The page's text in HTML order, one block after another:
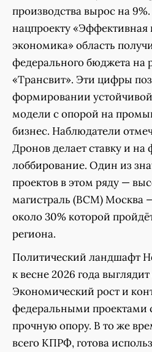
производства вырос на
нацпроекту «Эффективная
экономика» область
федерального бюджета на
«Трансвит». Эти цифры
формировании
модели с опорой на
бизнес. Наблюдатели
Дронов делает ставку и на
лоббирование. Один из
проектов в этом ряду —
магистраль (ВСМ) Москва
около 30% которой
региона.
Политический ландшафт
к весне 2026 года
Экономический рост и
федеральными проектами
прочную опору. В то же
всего КПРФ, готова